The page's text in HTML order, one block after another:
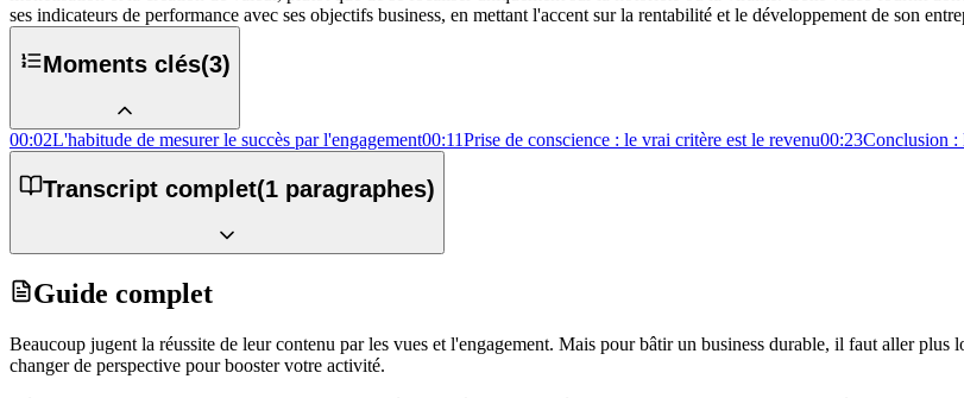
ses indicateurs de performance avec ses objectifs business, en mettant l'accent sur la rentabilité et le développement de son
Moments clés(3)
00:02L'habitude de mesurer le succès par l'engagement00:11Prise de conscience : le vrai critère est le revenu00:23Conclusion :
Transcript complet(1 paragraphes)
Guide complet
Beaucoup jugent la réussite de leur contenu par les vues et l'engagement. Mais pour bâtir un business durable, il faut aller
changer de perspective pour booster votre activité.